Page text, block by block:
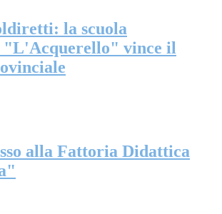
la scuola
"L'Acquerello" vince il
alla Fattoria Didattica